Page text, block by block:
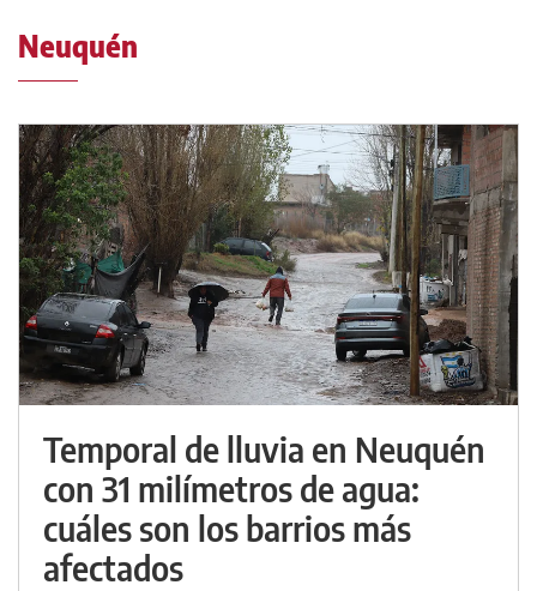
Neuquén
Temporal de lluvia en Neuquén
con 31 milímetros de agua:
cuáles son los barrios más
afectados